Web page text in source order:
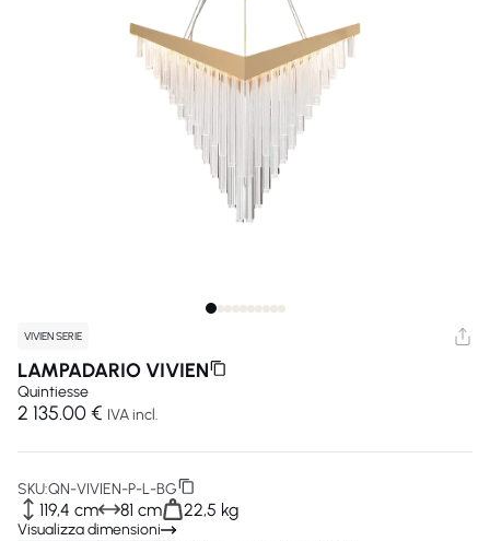
VIVIEN SERIE
LAMPADARIO VIVIEN
Quintiesse
2 135.00 € IVA incl.
SKU:QN-VIVIEN-P-L-BG
119,4 cm 81 cm 22,5 kg
Visualizza dimensioni